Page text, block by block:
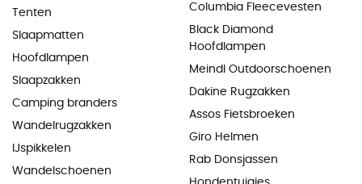
Tenten
Slaapmatten
Hoofdlampen
Slaapzakken
Camping branders
Wandelrugzakken
IJspikkelen
Wandelschoenen
Columbia Fleecevesten
Black Diamond
Hoofdlampen
Meindl Outdoorschoenen
Dakine Rugzakken
Assos Fietsbroeken
Giro Helmen
Rab Donsjassen